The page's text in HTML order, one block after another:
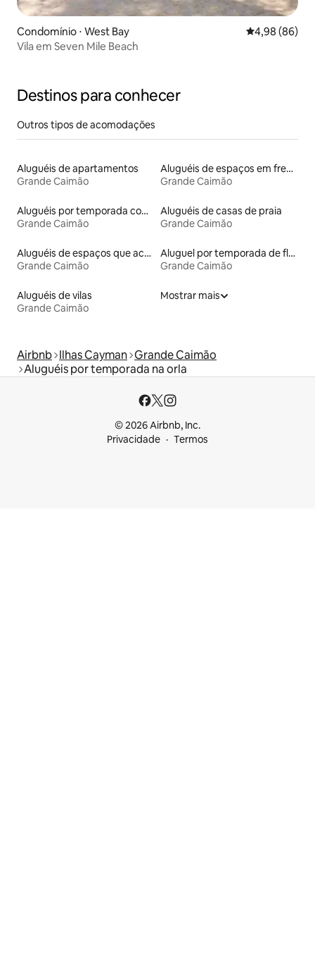
Condomínio ⋅ West Bay 4,98 de uma
4,98 (86)
Vila em Seven Mile Beach
Destinos para conhecer
Outros tipos de acomodações
Aluguéis de apartamentos
Grande Caimão
Aluguéis de espaços em frente à praia
Grande Caimão
Aluguéis por temporada com banheira de hidromassagem
Grande Caimão
Aluguéis de casas de praia
Grande Caimão
Aluguéis de espaços que aceitam animais de estimação
Grande Caimão
Aluguel por temporada de flats
Grande Caimão
Aluguéis de vilas
Grande Caimão
Mostrar mais
Airbnb Ilhas Cayman Grande Caimão
Aluguéis por temporada na orla
© 2026 Airbnb, Inc.
Privacidade
Termos